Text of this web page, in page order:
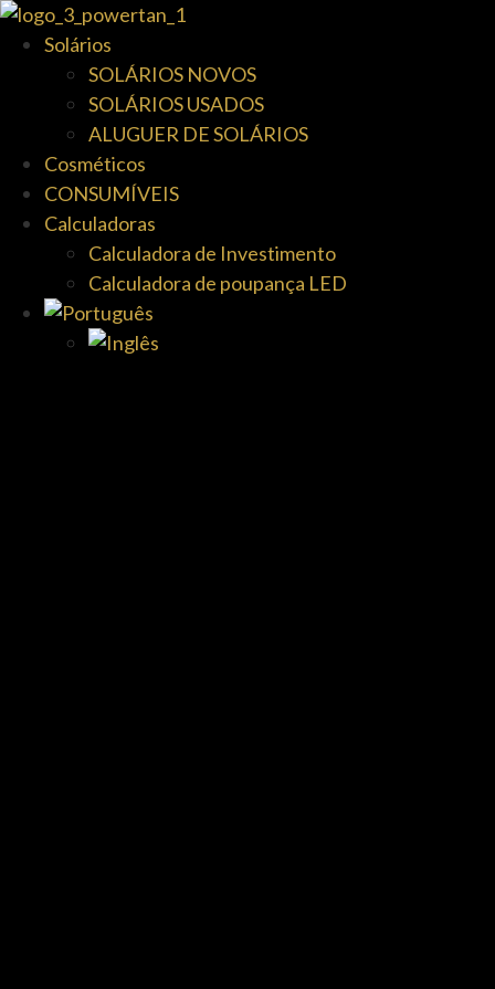
Solários
SOLÁRIOS NOVOS
SOLÁRIOS USADOS
ALUGUER DE SOLÁRIOS
Cosméticos
CONSUMÍVEIS
Calculadoras
Calculadora de Investimento
Calculadora de poupança LED